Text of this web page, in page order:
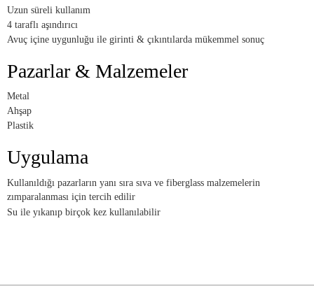
Uzun süreli kullanım
4 taraflı aşındırıcı
Avuç içine uygunluğu ile girinti & çıkıntılarda mükemmel sonuç
Pazarlar & Malzemeler
Metal
Ahşap
Plastik
Uygulama
Kullanıldığı pazarların yanı sıra sıva ve fiberglass malzemelerin
zımparalanması için tercih edilir
Su ile yıkanıp birçok kez kullanılabilir